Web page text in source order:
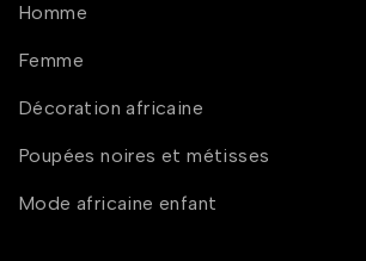
Homme
Femme
Décoration africaine
Poupées noires et métisses
Mode africaine enfant